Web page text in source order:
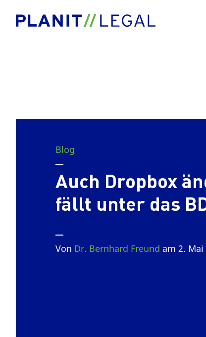
Blog
Auch Dropbox
fällt unter das
Von Dr. Bernhard Freund am 2. Mai